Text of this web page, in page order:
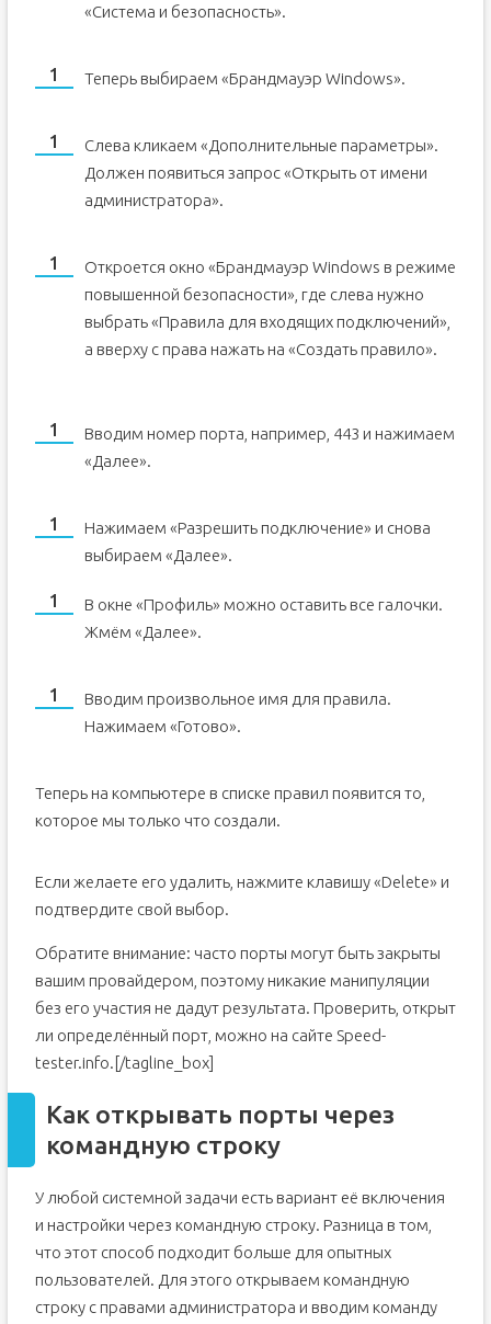
«Система и безопасность».
Теперь выбираем «Брандмауэр Windows».
Слева кликаем «Дополнительные параметры».
Должен появиться запрос «Открыть от имени
администратора».
Откроется окно «Брандмауэр Windows в режиме
повышенной безопасности», где слева нужно
выбрать «Правила для входящих подключений»,
а вверху с права нажать на «Создать правило».
Вводим номер порта, например, 443 и нажимаем
«Далее».
Нажимаем «Разрешить подключение» и снова
выбираем «Далее».
В окне «Профиль» можно оставить все галочки.
Жмём «Далее».
Вводим произвольное имя для правила.
Нажимаем «Готово».
Теперь на компьютере в списке правил появится то,
которое мы только что создали.
Если желаете его удалить, нажмите клавишу «Delete» и
подтвердите свой выбор.
Обратите внимание: часто порты могут быть закрыты
вашим провайдером, поэтому никакие манипуляции
без его участия не дадут результата. Проверить, открыт
ли определённый порт, можно на сайте Speed-
tester.info.[/tagline_box]
Как открывать порты через
командную строку
У любой системной задачи есть вариант её включения
и настройки через командную строку. Разница в том,
что этот способ подходит больше для опытных
пользователей. Для этого открываем командную
строку с правами администратора и вводим команду